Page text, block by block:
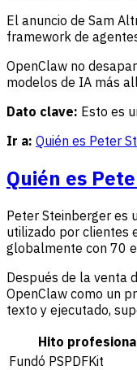
El anuncio de Sam
framework de
OpenClaw no
modelos de IA más
Dato clave: Esto es
Ir a: Quién es Peter
Quién es
Peter Steinberger es
utilizado por clientes
globalmente con 70
Después de la venta
OpenClaw como un
texto y ejecutado,
Hito
Fundó PSPDFKit